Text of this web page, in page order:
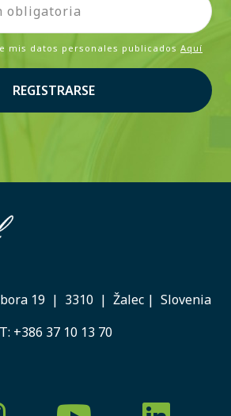
mis datos personales publicados Aquí
REGISTRARSE
19 | 3310 | Žalec | Slovenia
T: +386 37 10 13 70